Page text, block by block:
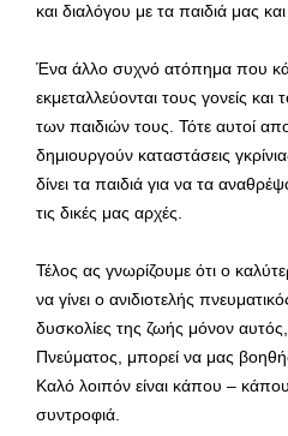
και διαλόγου με τα παιδιά μας
Ένα άλλο συχνό ατόπημα που
εκμεταλλεύονται τους γονείς
των παιδιών τους. Τότε αυτοί
δημιουργούν καταστάσεις
δίνει τα παιδιά για να τα
τις δικές μας αρχές.
Τέλος ας γνωρίζουμε ότι ο
να γίνει ο ανιδιοτελής
δυσκολίες της ζωής μόνον
Πνεύματος, μπορεί να μας
Καλό λοιπόν είναι κάπου –
συντροφιά.